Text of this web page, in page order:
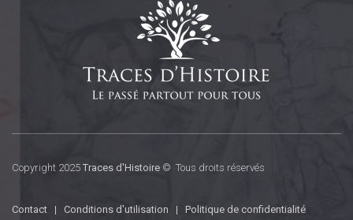
Copyright 2025 Traces d'Histoire © Tous droits réservés
Contact | Conditions d'utilisation | Politique de confidentialité